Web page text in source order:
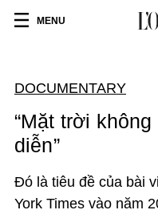
MENU
DOCUMENTARY
“Mặt trời
diễn”
Đó là tiêu đề của bài
York Times vào năm